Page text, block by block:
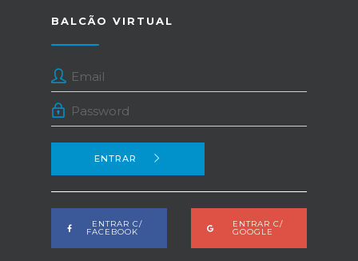
BALCÃO VIRTUAL
ENTRAR
ENTRAR C/
FACEBOOK
ENTRAR C/
GOOGLE